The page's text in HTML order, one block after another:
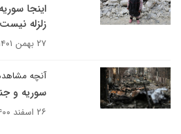
اینجا
زلزله نیست
۲۷ بهمن ۱۴۰۱
آنچه
سوریه و
۲۶ اسفند ۱۴۰۰